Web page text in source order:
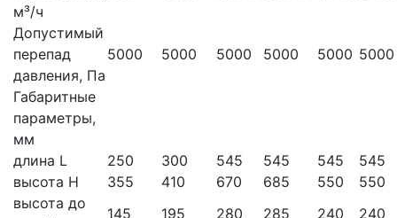
м³/ч
Допустимый
перепад
давления, Па
5000 5000 5000 5000 5000 5000
Габаритные
параметры,
мм
длина L
250 300 545 545 545
545
высота Н
355 410 670 685 550
550
высота до
145 195 280 285 240
240